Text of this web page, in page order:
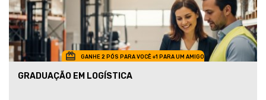
GANHE 2 PÓS PARA VOCÊ +1 PARA UM AMIGO
GRADUAÇÃO EM LOGÍSTICA